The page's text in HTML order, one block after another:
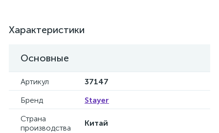
Характеристики
Основные
Артикул
37147
Бренд
Stayer
Страна
производства
Китай